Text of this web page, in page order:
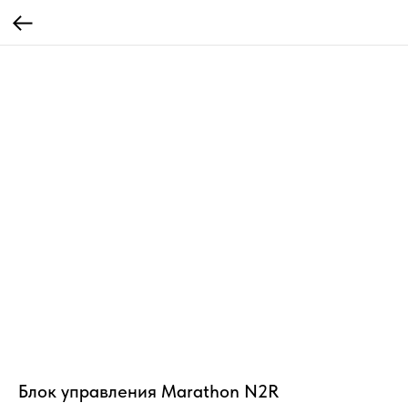
Блок управления Marathon N2R